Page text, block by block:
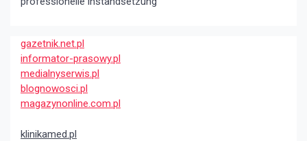
gazetnik.net.pl
informator-prasowy.pl
medialnyserwis.pl
blognowosci.pl
magazynonline.com.pl
klinikamed.pl